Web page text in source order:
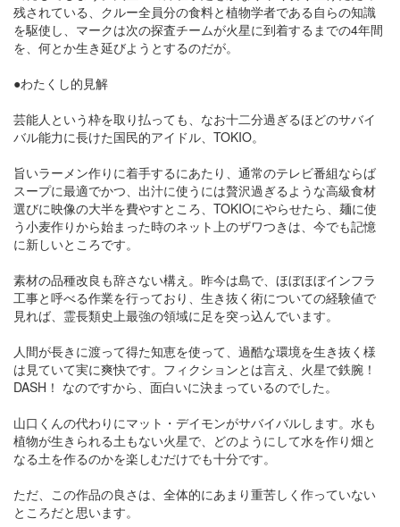
残されている、クルー全員分の食料と植物学者である自らの知識
を駆使し、マークは次の探査チームが火星に到着するまでの4年間
を、何とか生き延びようとするのだが。
●わたくし的見解
芸能人という枠を取り払っても、なお十二分過ぎるほどのサバイ
バル能力に長けた国民的アイドル、TOKIO。
旨いラーメン作りに着手するにあたり、通常のテレビ番組ならば
スープに最適でかつ、出汁に使うには贅沢過ぎるような高級食材
選びに映像の大半を費やすところ、TOKIOにやらせたら、麺に使
う小麦作りから始まった時のネット上のザワつきは、今でも記憶
に新しいところです。
素材の品種改良も辞さない構え。昨今は島で、ほぼほぼインフラ
工事と呼べる作業を行っており、生き抜く術についての経験値で
見れば、霊長類史上最強の領域に足を突っ込んでいます。
人間が長きに渡って得た知恵を使って、過酷な環境を生き抜く様
は見ていて実に爽快です。フィクションとは言え、火星で鉄腕！
DASH！ なのですから、面白いに決まっているのでした。
山口くんの代わりにマット・デイモンがサバイバルします。水も
植物が生きられる土もない火星で、どのようにして水を作り畑と
なる土を作るのかを楽しむだけでも十分です。
ただ、この作品の良さは、全体的にあまり重苦しく作っていない
ところだと思います。